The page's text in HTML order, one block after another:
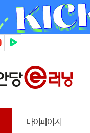
마이페이지